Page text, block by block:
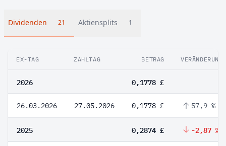
Dividenden 21 Aktiensplits 1
EX-TAG ZAHLTAG BETRAG VERÄNDERUNG
2026 0,1778 £
26.03.2026 27.05.2026 0,1778 £ 57,9 %
2025 0,2874 £ -2,87 %